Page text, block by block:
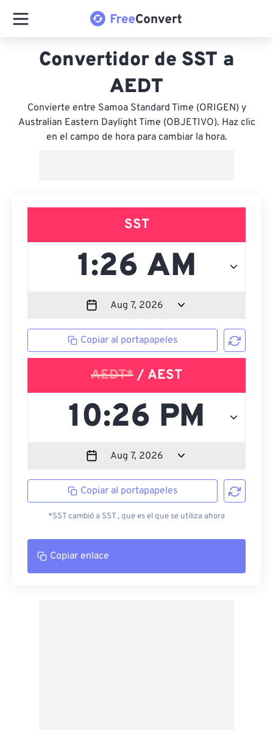
Convertidor de SST a
AEDT
Convierte entre Samoa Standard Time (ORIGEN) y
Australian Eastern Daylight Time (OBJETIVO). Haz clic
en el campo de hora para cambiar la hora.
SST
Copiar al portapapeles
AEDT* / AEST
Copiar al portapapeles
*SST cambió a SST , que es el que se utiliza ahora
Copiar enlace